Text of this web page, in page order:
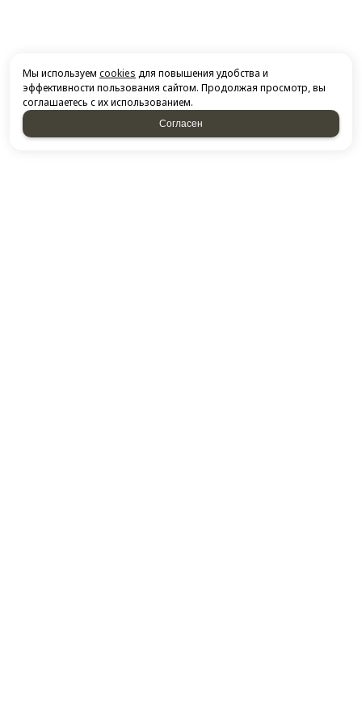
Мы используем cookies для повышения удобства и
эффективности пользования сайтом. Продолжая просмотр, вы
соглашаетесь с их использованием.
Согласен